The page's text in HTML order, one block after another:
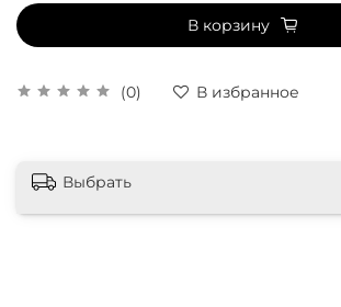
(0) В избранное
В корзину
Выбрать